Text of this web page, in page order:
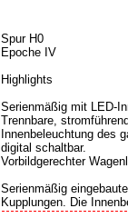
Spur H0
Epoche IV
Highlights
Serienmäßig mit LED-
Trennbare,
Innenbeleuchtung des
digital schaltbar.
Vorbildgerechter
Serienmäßig
Kupplungen. Die